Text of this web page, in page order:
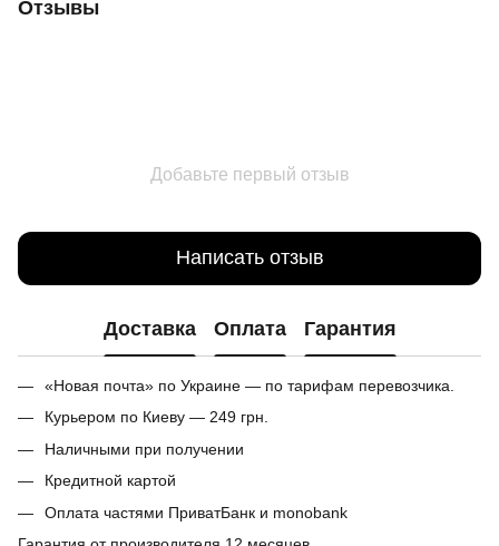
Отзывы
Добавьте первый отзыв
Написать отзыв
Доставка Оплата Гарантия
«Новая почта» по Украине — по тарифам перевозчика.
Курьером по Киеву — 249 грн.
Наличными при получении
Кредитной картой
Оплата частями ПриватБанк и monobank